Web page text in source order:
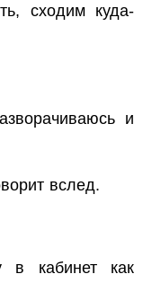
сходим куда-
и
вслед.
в кабинет как